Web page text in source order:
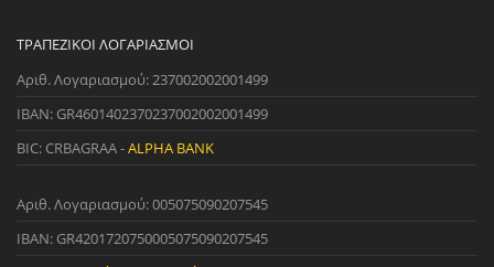
ΤΡΑΠΕΖΙΚΟΊ ΛΟΓΑΡΙΑΣΜΟΊ
Αριθ. Λογαριασμού: 237002002001499
IBAN: GR4601402370237002002001499
BIC: CRBAGRAA -ALPHA BANK
Αριθ. Λογαριασμού: 005075090207545
IBAN: GR4201720750005075090207545